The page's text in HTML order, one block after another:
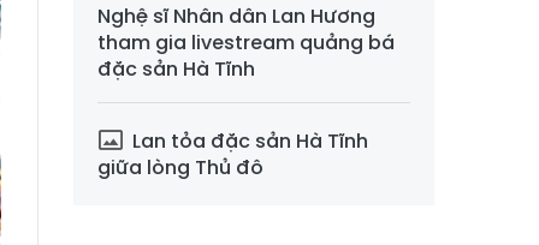
Nghệ sĩ Nhân dân Lan Hương
tham gia livestream quảng bá
đặc sản Hà Tĩnh
Lan tỏa đặc sản Hà Tĩnh
giữa lòng Thủ đô